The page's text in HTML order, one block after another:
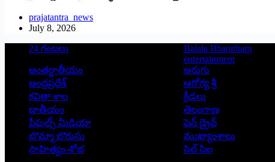
prajatantra_news
July 8, 2026
24 గంటలు
Balala Bharatham
entertainment
అంతర్జాతీయం
అరుగు
ఆంధ్రప్రదేశ్
ఆరోగ్య శ్రీ
కవితా శాల
క్రీడలు
జాతీయం
తెలంగాణ
పీపుల్స్ ‌మీడియా
పెన్ డ్రైవ్
బొమ్మా బొరుసు
ముఖ్యాంశాలు
సాహిత్యం-శోభ
సిల్ సిల